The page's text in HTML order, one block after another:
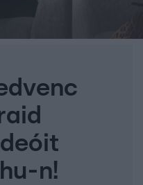
n!